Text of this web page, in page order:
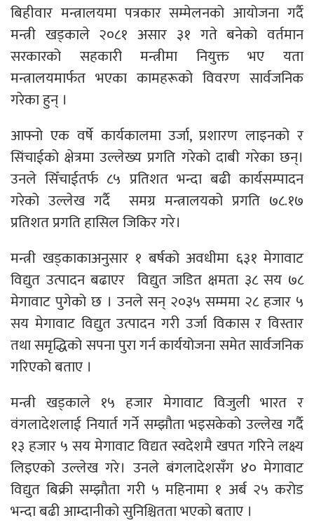
बिहीवार मन्त्रालयमा पत्रकार सम्मेलनको आयोजना गर्दै
मन्त्री खड्काले २०८१ असार ३१ गते बनेको वर्तमान
सरकारको सहकारी मन्त्रीमा नियुक्त भए यता
मन्त्रालयमार्फत भएका कामहरूको विवरण सार्वजनिक
गरेका हुन् ।
आफ्नो एक वर्षे कार्यकालमा उर्जा, प्रशारण लाइनको र
सिंचाईको क्षेत्रमा उल्लेख्य प्रगति गरेको दाबी गरेका छन्।
उनले सिँचाईतर्फ ८५ प्रतिशत भन्दा बढी कार्यसम्पादन
गरेको उल्लेख गर्दै समग्र मन्त्रालयको प्रगति ७८.१७
प्रतिशत प्रगति हासिल जिकिर गरे।
मन्त्री खड्काकाअनुसार १ बर्षको अवधीमा ६३१ मेगावाट
विद्युत उत्पादन बढाएर विद्युत जडित क्षमता ३८ सय ७८
मेगावाट पुगेको छ । उनले सन् २०३५ सम्ममा २८ हजार ५
सय मेगावाट विद्युत उत्पादन गरी उर्जा विकास र विस्तार
तथा समृद्धिको सपना पुरा गर्न कार्ययोजना समेत सार्वजनिक
गरिएको बताए ।
मन्त्री खड्काले १५ हजार मेगावाट विजुली भारत र
वंगलादेशलाई नियार्त गर्ने सम्झौता भइसकेको उल्लेख गर्दै
१३ हजार ५ सय मेगावाट विद्यत स्वदेशमै खपत गरिने लक्ष्य
लिइएको उल्लेख गरे। उनले बंगलादेशसँग ४० मेगावाट
विद्युत बिक्री सम्झौता गरी ५ महिनामा १ अर्ब २५ करोड
भन्दा बढी आम्दानीको सुनिश्चितता भएको बताए ।